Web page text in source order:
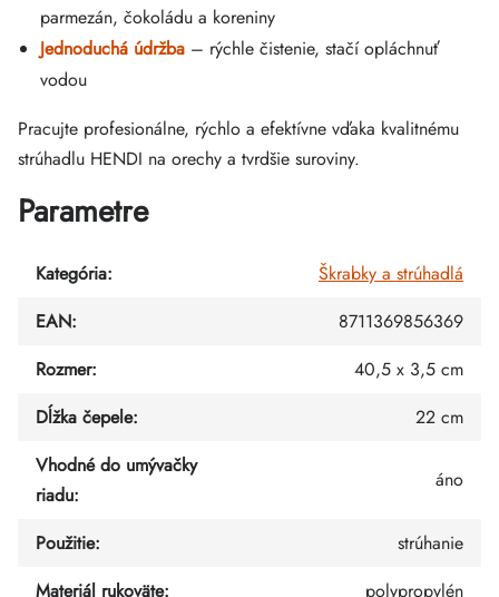
parmezán, čokoládu a koreniny
Jednoduchá údržba – rýchle čistenie, stačí opláchnuť
vodou
Pracujte profesionálne, rýchlo a efektívne vďaka kvalitnému
strúhadlu HENDI na orechy a tvrdšie suroviny.
Parametre
Kategória:
Škrabky a strúhadlá
EAN:
8711369856369
Rozmer:
40,5 x 3,5 cm
Dĺžka čepele:
22 cm
Vhodné do umývačky
riadu:
áno
Použitie:
strúhanie
Materiál rukoväte: polypropylén